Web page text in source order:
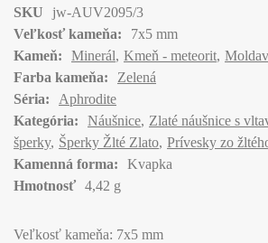
SKU
jw-AUV2095/3
Veľkosť kameňa:
7x5 mm
Kameň:
Minerál Kmeň - meteorit
Farba kameňa:
Zelená
Séria:
Aphrodite
Kategória:
Náušnice Zlaté náušnice s
šperky Šperky Žlté Zlato Prívesky zo
Kamenná forma:
Kvapka
Hmotnosť 4,42 g
Veľkosť kameňa: 7x5 mm